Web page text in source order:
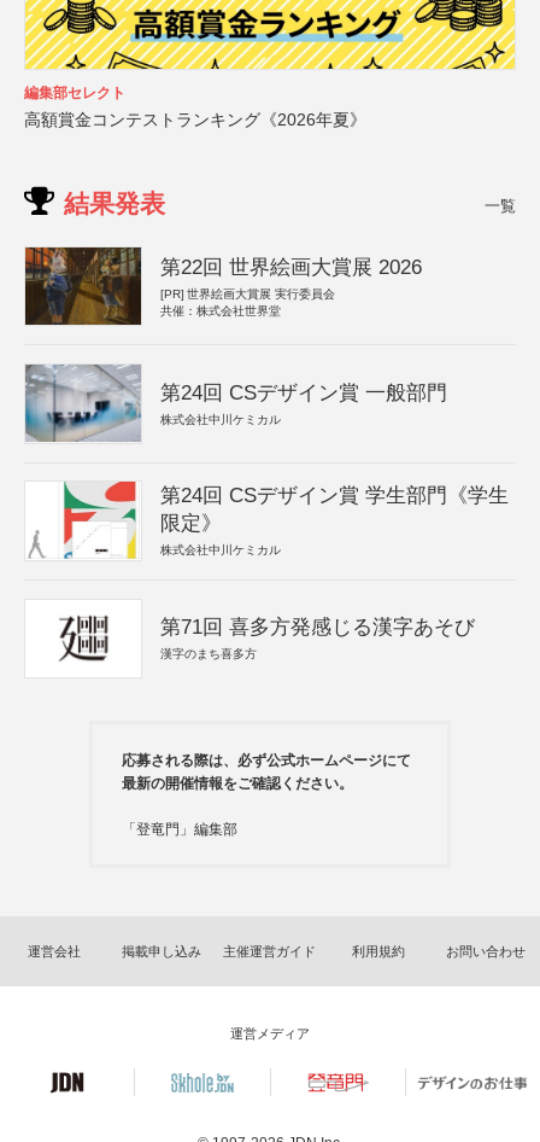
編集部セレクト
高額賞金コンテストランキング《2026年夏》
結果発表 一覧
第22回 世界絵画大賞展 2026
[PR] 世界絵画大賞展 実行委員会
共催：株式会社世界堂
第24回 CSデザイン賞 一般部門
株式会社中川ケミカル
第24回 CSデザイン賞 学生部門《学生
限定》
株式会社中川ケミカル
第71回 喜多方発感じる漢字あそび
漢字のまち喜多方
応募される際は、必ず公式ホームページにて
最新の開催情報をご確認ください。
「登竜門」編集部
運営会社 掲載申し込み 主催運営ガイド 利用規約 お問い合わせ
運営メディア